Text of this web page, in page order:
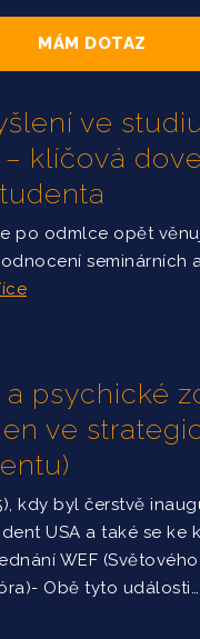
MÁM DOTAZ
ve studiu
klíčová
po odmlce opět
seminárních
a psychické
ve
kdy byl čerstvě
USA a také se ke
WEF (Světového
Obě tyto události…